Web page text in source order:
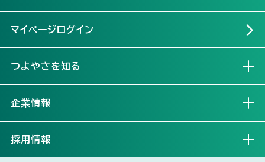
マイページログイン
つよやさを知る
企業情報
採用情報